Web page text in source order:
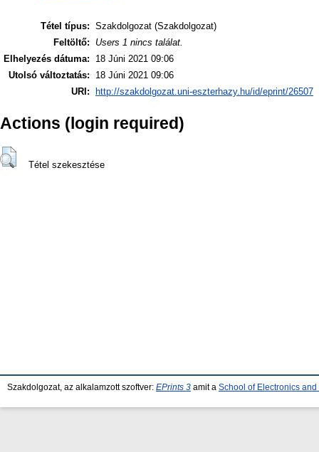
Tétel típus: Szakdolgozat (Szakdolgozat)
Feltöltő:
Users 1 nincs találat.
Elhelyezés dátuma:
18 Júni 2021 09:06
Utolsó változtatás:
18 Júni 2021 09:06
URI:
http://szakdolgozat.uni-eszterhazy.hu/id/eprint/26507
Actions (login required)
Tétel szekesztése
Szakdolgozat, az alkalamzott szoftver: EPrints 3 amit a School of Electronics